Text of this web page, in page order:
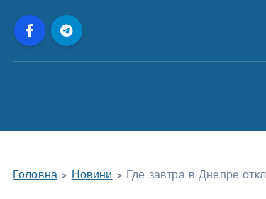
Головна > Новини > Где завтра в Днепре